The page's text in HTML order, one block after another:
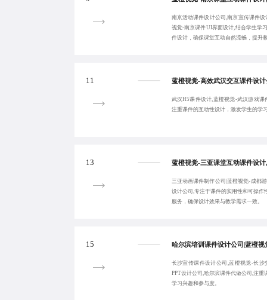
南京活动课件设计公司,南京宣传课件
视觉-南京课件UI界面设计,结合学生学
件设计，确保课堂互动自然流畅，提升
11
武汉H5课件设计,蓝橙视觉-武汉游戏课
注重课件的互动性设计，激发学生的学
13
三亚动画课件制作公司|蓝橙视觉-成都
设计公司,专注于课件的实用性和可操作
服务，确保设计效果与教学需求一致。
15
长沙宣传课件设计公司,蓝橙视觉-长
PPT设计公司,哈尔滨课件代做公司,注重
学习兴趣和参与度。